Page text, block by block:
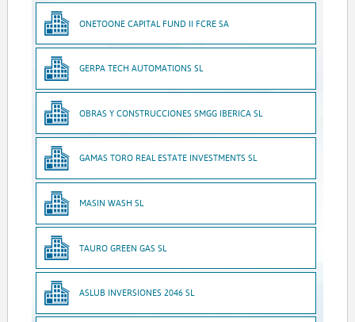
ONETOONE CAPITAL FUND II FCRE SA
GERPA TECH AUTOMATIONS SL
OBRAS Y CONSTRUCCIONES SMGG IBERICA SL
GAMAS TORO REAL ESTATE INVESTMENTS SL
MASIN WASH SL
TAURO GREEN GAS SL
ASLUB INVERSIONES 2046 SL